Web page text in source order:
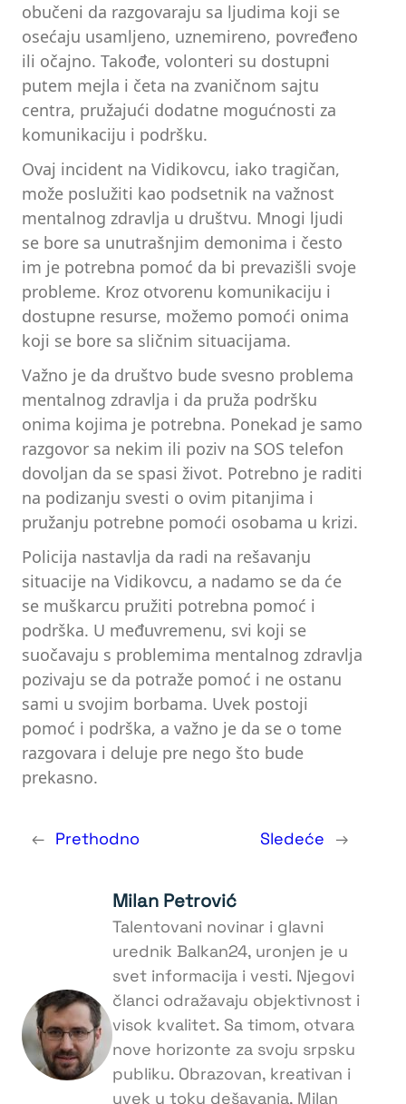
obučeni da razgovaraju sa ljudima koji se
osećaju usamljeno, uznemireno, povređeno
ili očajno. Takođe, volonteri su dostupni
putem mejla i četa na zvaničnom sajtu
centra, pružajući dodatne mogućnosti za
komunikaciju i podršku.
Ovaj incident na Vidikovcu, iako tragičan,
može poslužiti kao podsetnik na važnost
mentalnog zdravlja u društvu. Mnogi ljudi
se bore sa unutrašnjim demonima i često
im je potrebna pomoć da bi prevazišli svoje
probleme. Kroz otvorenu komunikaciju i
dostupne resurse, možemo pomoći onima
koji se bore sa sličnim situacijama.
Važno je da društvo bude svesno problema
mentalnog zdravlja i da pruža podršku
onima kojima je potrebna. Ponekad je samo
razgovor sa nekim ili poziv na SOS telefon
dovoljan da se spasi život. Potrebno je raditi
na podizanju svesti o ovim pitanjima i
pružanju potrebne pomoći osobama u krizi.
Policija nastavlja da radi na rešavanju
situacije na Vidikovcu, a nadamo se da će
se muškarcu pružiti potrebna pomoć i
podrška. U međuvremenu, svi koji se
suočavaju s problemima mentalnog zdravlja
pozivaju se da potraže pomoć i ne ostanu
sami u svojim borbama. Uvek postoji
pomoć i podrška, a važno je da se o tome
razgovara i deluje pre nego što bude
prekasno.
← Prethodno Sledeće →
Milan Petrović
Talentovani novinar i glavni
urednik Balkan24, uronjen je u
svet informacija i vesti. Njegovi
članci odražavaju objektivnost i
visok kvalitet. Sa timom, otvara
nove horizonte za svoju srpsku
publiku. Obrazovan, kreativan i
uvek u toku dešavanja, Milan